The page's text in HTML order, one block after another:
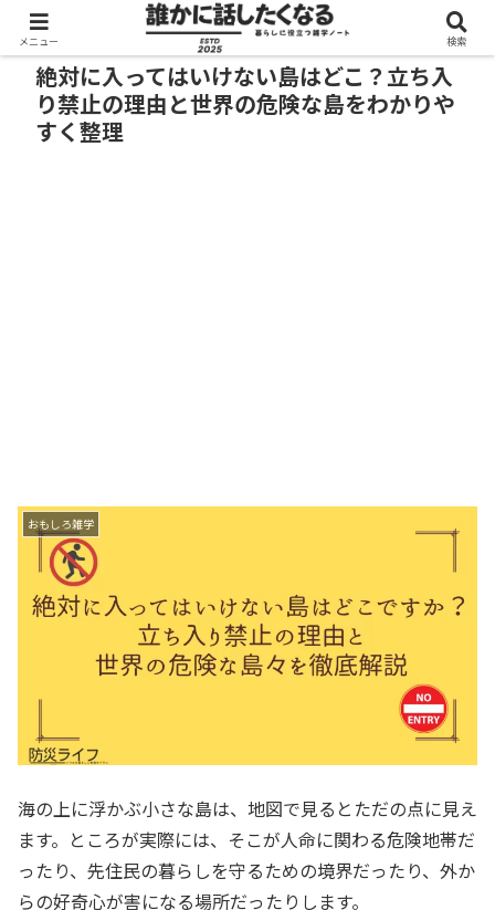
絶対に入ってはいけない島はどこ？立ち入
り禁止の理由と世界の危険な島をわかりや
すく整理
おもしろ雑学
海の上に浮かぶ小さな島は、地図で見るとただの点に見え
ます。ところが実際には、そこが人命に関わる危険地帯だ
ったり、先住民の暮らしを守るための境界だったり、外か
らの好奇心が害になる場所だったりします。
メニュー 検索